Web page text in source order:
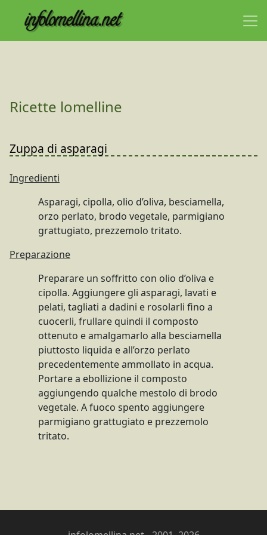
Ricette lomelline
Zuppa di asparagi
Ingredienti
Asparagi, cipolla, olio d’oliva, besciamella,
orzo perlato, brodo vegetale, parmigiano
grattugiato, prezzemolo tritato.
Preparazione
Preparare un soffritto con olio d’oliva e
cipolla. Aggiungere gli asparagi, lavati e
pelati, tagliati a dadini e rosolarli fino a
cuocerli, frullare quindi il composto
ottenuto e amalgamarlo alla besciamella
piuttosto liquida e all’orzo perlato
precedentemente ammollato in acqua.
Portare a ebollizione il composto
aggiungendo qualche mestolo di brodo
vegetale. A fuoco spento aggiungere
parmigiano grattugiato e prezzemolo
tritato.